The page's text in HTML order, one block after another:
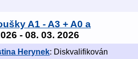
A1 - A3 + A0 a
- 08. 03. 2026
Herynek: Diskvalifikován